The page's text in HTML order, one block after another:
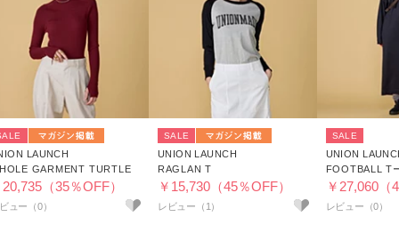
LAUNCH
GARMENT TURTLE
（35％OFF）
SALE
UNION LAUNCH
RAGLAN T
￥15,730（45％OFF）
レビュー（1）
SALE
UNION
FOOTBALL T
￥27,060（